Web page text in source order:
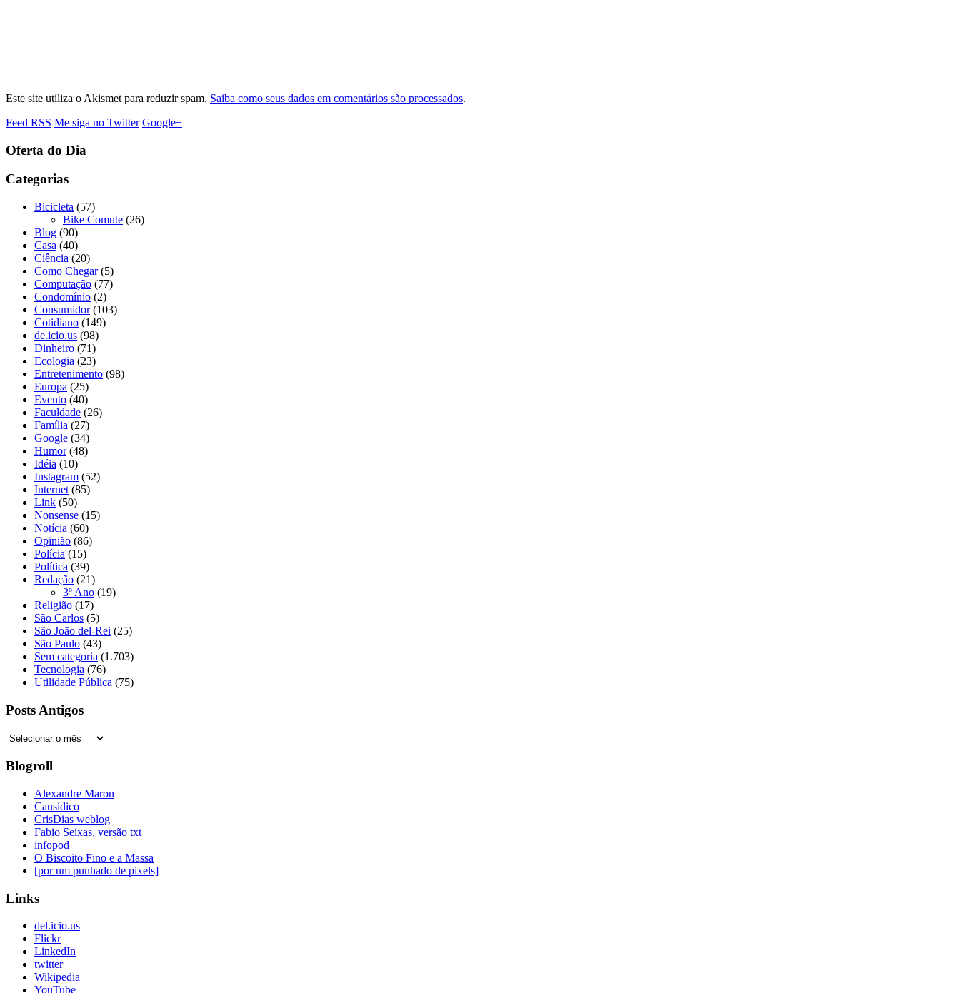
Este site utiliza o Akismet para reduzir spam. Saiba como seus dados em comentários são processados.
Feed RSS Me siga no Twitter Google+
Oferta do Dia
Categorias
Bicicleta (57)
Bike Comute (26)
Blog (90)
Casa (40)
Ciência (20)
Como Chegar(5)
Computação (77)
Condomínio (2)
Consumidor(103)
Cotidiano (149)
de.icio.us (98)
Dinheiro (71)
Ecologia (23)
Entretenimento (98)
Europa (25)
Evento (40)
Faculdade (26)
Família (27)
Google (34)
Humor(48)
Idéia (10)
Instagram (52)
Internet (85)
Link (50)
Nonsense (15)
Notícia (60)
Opinião (86)
Polícia (15)
Política (39)
Redação (21)
3º Ano (19)
Religião (17)
São Carlos (5)
São João del-Rei (25)
São Paulo (43)
Sem categoria (1.703)
Tecnologia (76)
Utilidade Pública (75)
Posts Antigos
Posts
Blogroll
Alexandre Maron
Causídico
CrisDias weblog
Fabio Seixas, versão txt
infopod
O Biscoito Fino e a Massa
[por um punhado de pixels]
Links
del.icio.us
Flickr
LinkedIn
twitter
Wikipedia
YouTube